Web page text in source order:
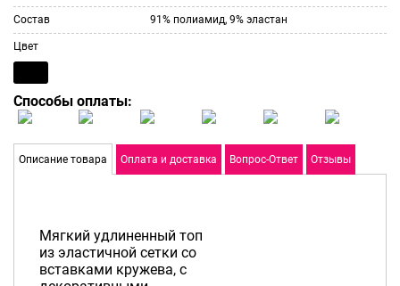
Состав 91% полиамид, 9% эластан
Цвет
Способы оплаты:
Описание товара Оплата и доставка Вопрос-Ответ Отзывы
Мягкий удлиненный топ
из эластичной сетки со
вставками кружева, с